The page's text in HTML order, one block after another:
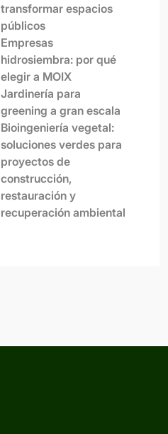
transformar espacios
públicos
Empresas
hidrosiembra: por qué
elegir a MOIX
Jardinería para
greening a gran escala
Bioingeniería vegetal:
soluciones verdes para
proyectos de
construcción,
restauración y
recuperación ambiental